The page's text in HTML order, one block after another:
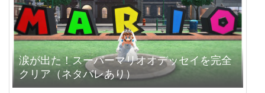
涙が出た！スーパーマリオオデッセイを完全
クリア（ネタバレあり）